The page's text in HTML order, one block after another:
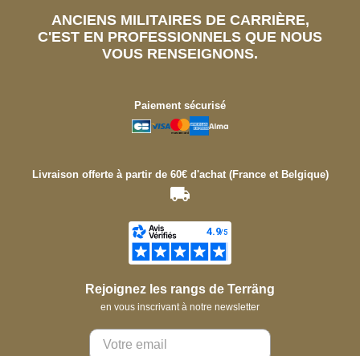
ANCIENS MILITAIRES DE CARRIÈRE,
C'EST EN PROFESSIONNELS QUE NOUS
VOUS RENSEIGNONS.
Paiement sécurisé
Livraison offerte à partir de 60€ d'achat (France et Belgique)
Rejoignez les rangs de Terräng
en vous inscrivant à notre newsletter